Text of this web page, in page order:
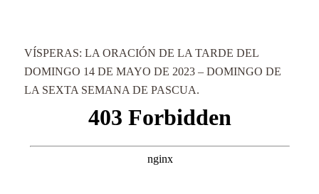
VÍSPERAS: LA ORACIÓN DE LA TARDE DEL
DOMINGO 14 DE MAYO DE 2023 – DOMINGO DE
LA SEXTA SEMANA DE PASCUA.